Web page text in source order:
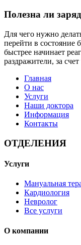
Полезна ли
Для чего нужно
перейти в состояние
быстрее начинает
раздражители, за
Главная
О нас
Услуги
Наши доктора
Информация
Контакты
ОТДЕЛЕНИЯ
Услуги
Мануальная
Кардиология
Невролог
Все услуги
О компании